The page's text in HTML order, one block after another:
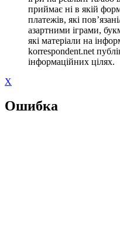
приймає ні в якій
платежів, які
азартними іграми,
які матеріали на
korrespondent.net
інформаційних цілях.
X
Ошибка